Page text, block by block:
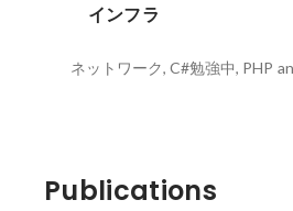
インフラ
ネットワーク, C#勉強中, PHP
Publications